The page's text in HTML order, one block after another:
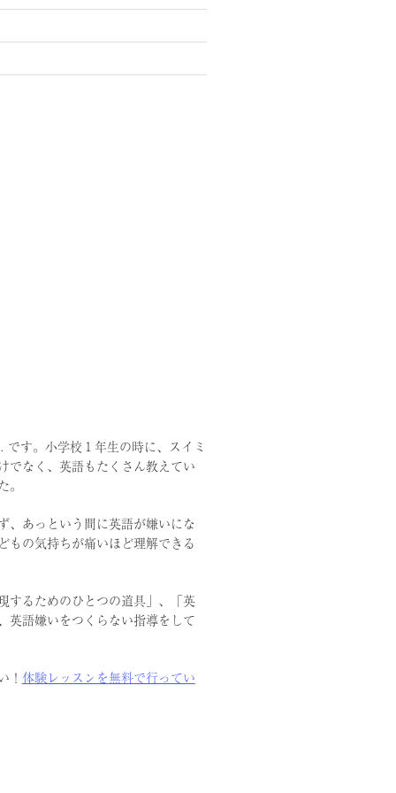
す。小学校１年生の時に、スイミ
でなく、英語もたくさん教えてい
、あっという間に英語が嫌いにな
もの気持ちが痛いほど理解できる
するためのひとつの道具」、「英
英語嫌いをつくらない指導をして
！ 体験レッスンを無料で行ってい